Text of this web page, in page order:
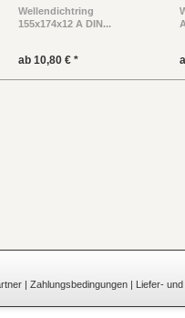
Wellendichtring
155x174x12 A DIN...
ab 10,80 € *
| Zahlungsbedingungen | Liefer-